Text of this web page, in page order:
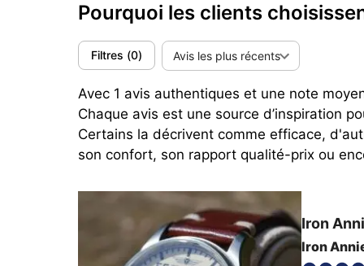
Pourquoi les clients
Filtres (0) Avis les plus récents
Avec 1 avis authentiques et une note
Chaque avis est une source d’inspiration
Certains la décrivent comme efficace,
son confort, son rapport qualité-prix ou
Iron
Iron